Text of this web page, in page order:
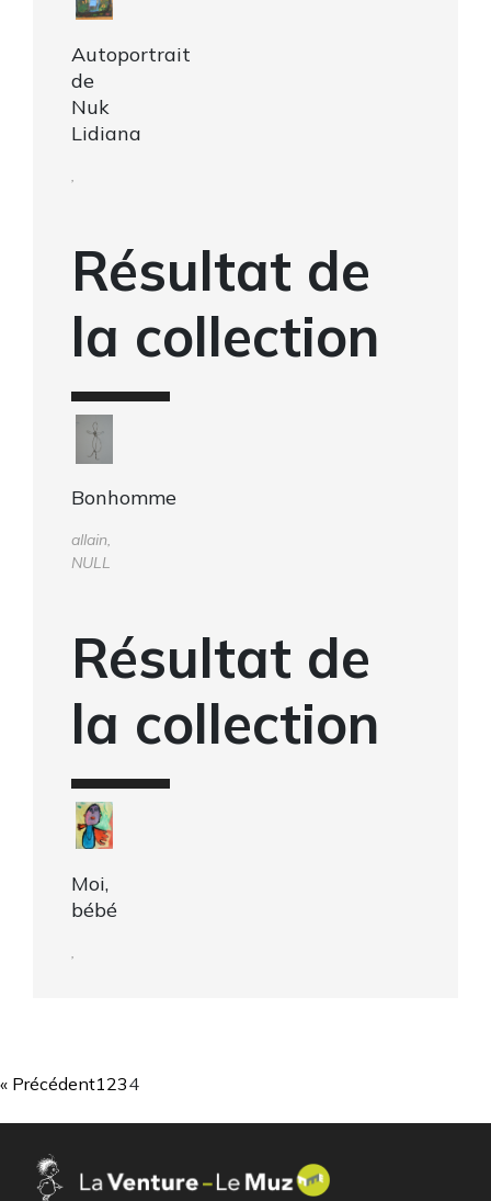
Autoportrait
de
Nuk
Lidiana
,
Résultat de
la collection
Bonhomme
allain,
NULL
Résultat de
la collection
Moi,
bébé
,
« Précédent1234